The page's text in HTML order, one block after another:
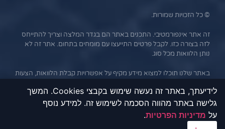
© כל הזכויות שמורות.
זה אתר אינפורמטיבי. התכנים באתר הם בגדר המלצה וצריך להתייחס
לזה בצורה כזו. לקבל פרטים התייעצו עם מומחים בתחום. אתר זה לא
נותן הלוואות מכל סוג.
באתר שלנו תוכלו למצוא מידע מקיף על אפשרויות קבלת הלוואות, הצעות
המידע באתר נועד לאפשר לכם להשוות בין הצעות שונות ולקבל אותן
באמצעות פנייה ישירה לבנקים וחברות המימון. אתר "UFU" אינו מקיים
קשר עסקי עם הבנקים או החברות השונות, והמידע נמסר כשירות
לגולשים בלבד. חשוב לציין כי אי עמידה בתנאי ההלוואה או בהחזר
לידיעתך, באתר זה נעשה שימוש בקבצי Cookies. המשך
גלישה באתר מהווה הסכמה לשימוש זה. למידע נוסף
על מדיניות הפרטיות.